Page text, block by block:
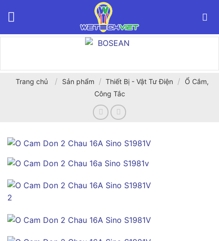
Trang chủ / Sản phẩm / Thiết Bị - Vật Tư Điện /
Ổ Cắm,
Công Tắc